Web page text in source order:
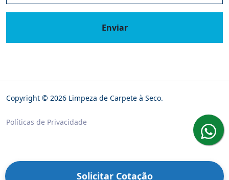
Enviar
Copyright © 2026 Limpeza de Carpete à Seco.
Políticas de Privacidade
Solicitar Cotação